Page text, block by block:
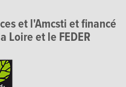
et l'Amcsti et financé
Loire et le FEDER